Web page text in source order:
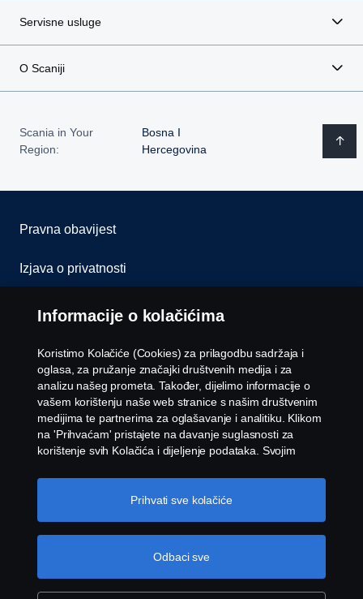
Servisne usluge
O Scaniji
Scania in Your
Region:
Bosna I
Hercegovina
Pravna obavijest
Izjava o privatnosti
Kolačići
Kontaktirajte nas
Whistleblowing
Postavke Kolačića
© Copyright Scania 2026 Sva prava zadržana.
Scania BH d.o.o., Rakovička cesta 180A, 71 215
Blažuj - Sarajevo, Tel: +387 33 776 330
Informacije o kolačićima
Koristimo Kolačiće (Cookies) za prilagodbu sadržaja i
oglasa, za pružanje značajki društvenih medija i za
analizu našeg prometa. Također, dijelimo informacije o
vašem korištenju naše web stranice s našim društvenim
medijima te partnerima za oglašavanje i analitiku. Klikom
na 'Prihvaćam' pristajete na davanje suglasnosti za
korištenje svih Kolačića i dijeljenje podataka. Svojim
Kolačića' i odabirom kategorija koje želite prihvatiti. Za
detaljnije objašnjenje o tome kako koristimo Kolačiće,
Odbaci sve
Prihvati sve kolačiće